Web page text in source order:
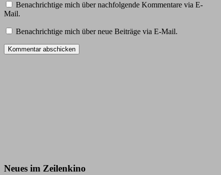
Benachrichtige mich über nachfolgende Kommentare via E-
Mail.
Benachrichtige mich über neue Beiträge via E-Mail.
Neues im Zeilenkino